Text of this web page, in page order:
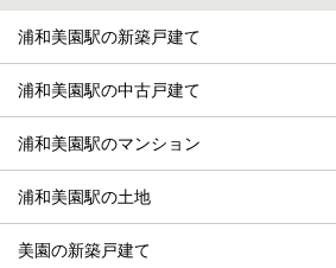
浦和美園駅の新築戸建て
浦和美園駅の中古戸建て
浦和美園駅のマンション
浦和美園駅の土地
美園の新築戸建て